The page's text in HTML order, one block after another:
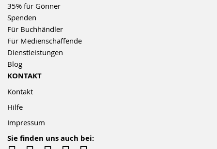
35% für Gönner
Spenden
Für Buchhändler
Für Medienschaffende
Dienstleistungen
Blog
KONTAKT
Kontakt
Hilfe
Impressum
Sie finden uns auch bei: